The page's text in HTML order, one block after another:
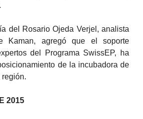
del Rosario Ojeda Verjel, analista
Kaman, agregó que el soporte
del Programa SwissEP, ha
de la incubadora de
región.
2015